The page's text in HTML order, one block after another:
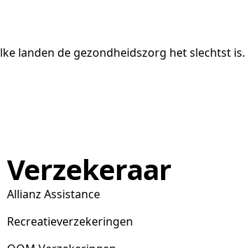
landen de gezondheidszorg het slechtst is.
Verzekeraar
Allianz Assistance
Recreatieverzekeringen